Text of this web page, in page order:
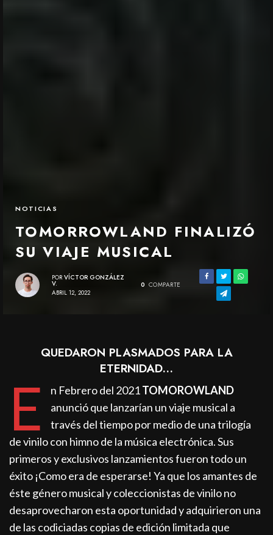
NOTICIAS
TOMORROWLAND FINALIZÓ
SU VIAJE MUSICAL
POR VÍCTOR GONZÁLEZ
V.
ABRIL 12, 2022
0 COMPARTE
QUEDARON PLASMADOS PARA LA
ETERNIDAD…
E n Febrero del 2021TOMOROWLAND
anunció que lanzarían un viaje musical a
través del tiempo por medio de una trilogía
de vinilo con himno de la música electrónica. Sus
primeros y exclusivos lanzamientos fueron todo un
éxito ¡Como era de esperarse! Ya que los amantes de
éste género musical y coleccionistas de vinilo no
desaprovecharon esta oportunidad y adquirieron una
de las codiciadas copias de edición limitada que